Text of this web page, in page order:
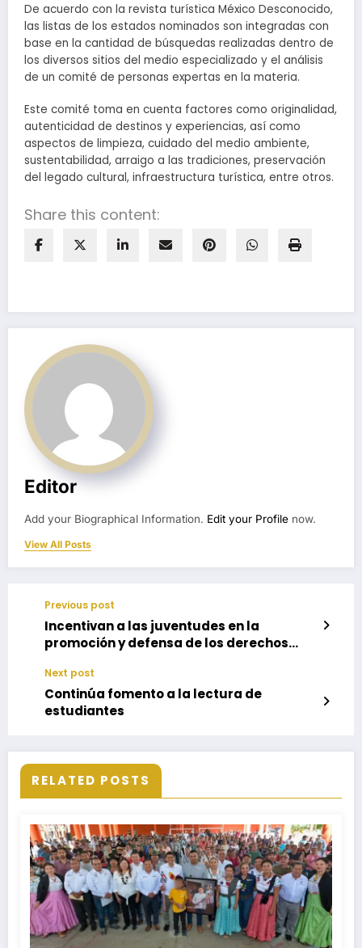
De acuerdo con la revista turística México Desconocido,
las listas de los estados nominados son integradas con
base en la cantidad de búsquedas realizadas dentro de
los diversos sitios del medio especializado y el análisis
de un comité de personas expertas en la materia.
Este comité toma en cuenta factores como originalidad,
autenticidad de destinos y experiencias, así como
aspectos de limpieza, cuidado del medio ambiente,
sustentabilidad, arraigo a las tradiciones, preservación
del legado cultural, infraestructura turística, entre otros.
Share this content:
Editor
Add your Biographical Information. Edit your Profile now.
View All Posts
Previous post
Incentivan a las juventudes en la
promoción y defensa de los derechos
Next post
Continúa fomento a la lectura de
estudiantes
RELATED POSTS